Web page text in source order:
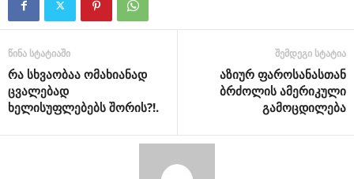
წინა სტატიაში
რა სხვაობაა ომახიანად
ცვალებად
ხელისუფლებებს შორის?!.
შემდეგი სტატია
აზიურ ფაროსანასთან
ბრძოლის ამერიკული
გამოცდილება